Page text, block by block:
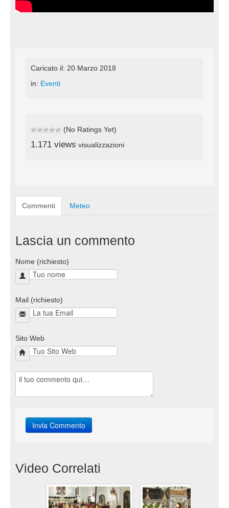
Caricato il: 20 Marzo 2018
in: Eventi
(No Ratings Yet)
1.171 views visualizzazioni
Commenti Meteo
Lascia un commento
Nome (richiesto)
Mail (richiesto)
Sito Web
Video Correlati